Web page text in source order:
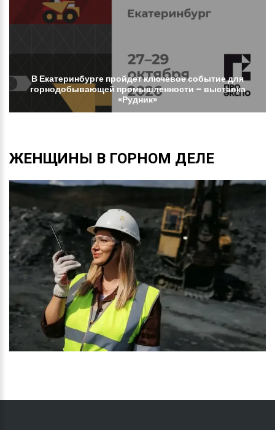
В Екатеринбурге пройдетключевоесобытиедля
горнодобывающей промышленности – выставка
«Рудник»
ЖЕНЩИНЫ В ГОРНОМ ДЕЛЕ